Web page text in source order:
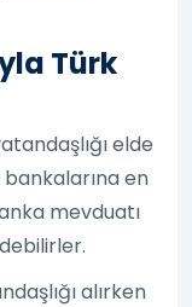
Türk
elde
en
mevduatı
alırken